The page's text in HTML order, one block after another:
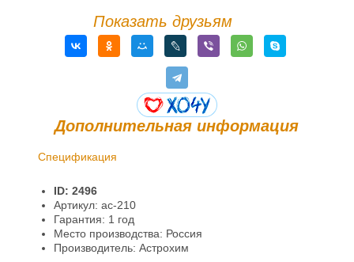
Показать друзьям
Дополнительная информация
Спецификация
Гарантии и возврат
Информация
ID: 2496
Артикул: ac-210
Гарантия: 1 год
Место производства: Россия
Производитель: Астрохим